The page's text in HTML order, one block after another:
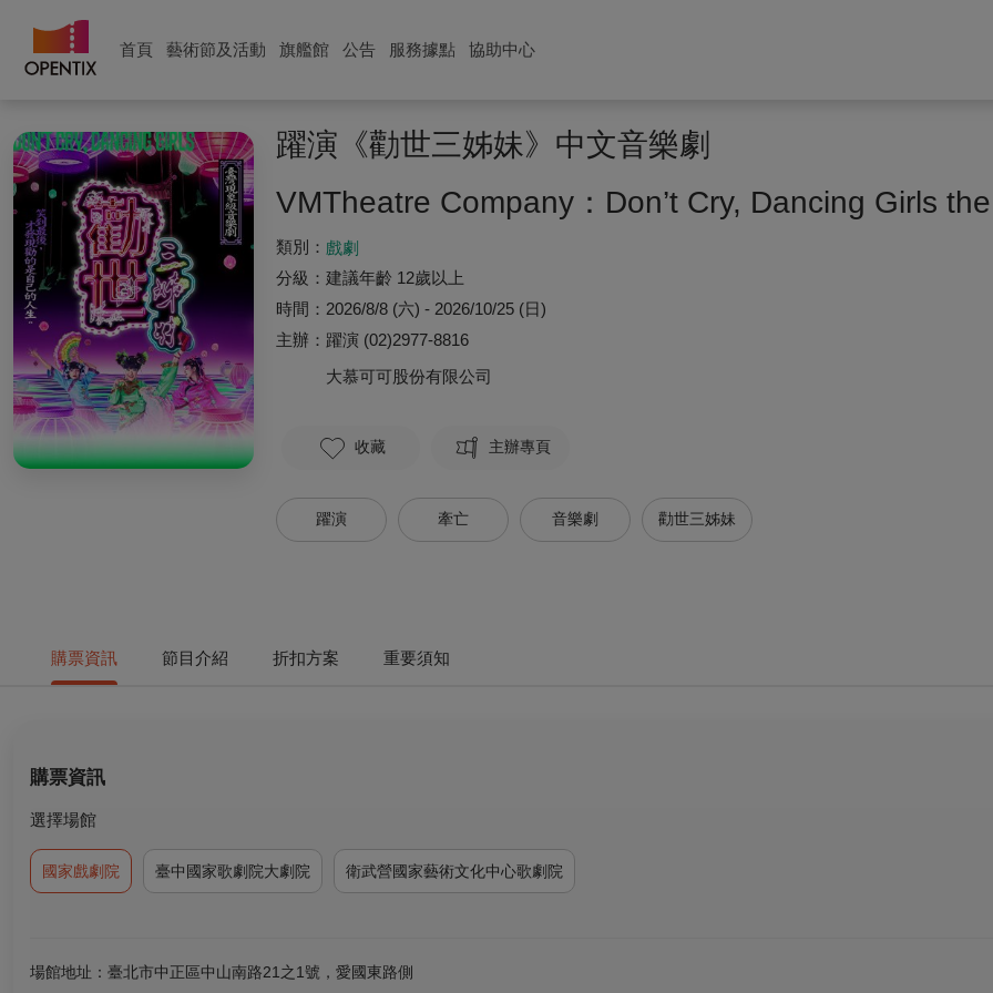
首頁 藝術節及活動 旗艦館 公告 服務據點 協助中心
躍演《勸世三姊妹》中文音樂劇
VMTheatre Company：Don’t Cry, Dancing Girls
類別： 戲劇
分級： 建議年齡 12歲以上
時間： 2026/8/8 (六) - 2026/10/25 (日)
主辦： 躍演 (02)2977-8816
大慕可可股份有限公司
收藏 主辦專頁
躍演 牽亡 音樂劇 勸世三姊妹
購票資訊 節目介紹 折扣方案 重要須知
購票資訊
選擇場館
國家戲劇院 臺中國家歌劇院大劇院 衛武營國家藝術文化中心歌劇院
場館地址：臺北市中正區中山南路21之1號，愛國東路側